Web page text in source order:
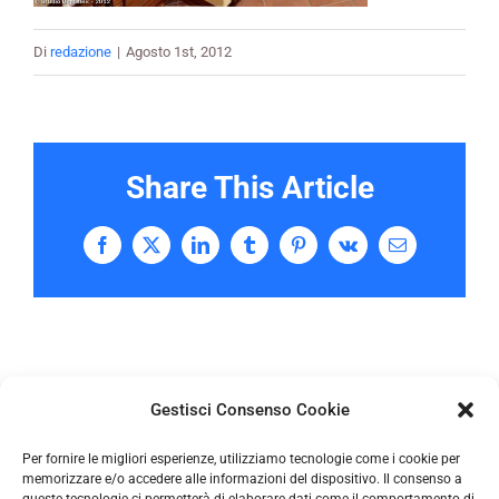
Gestisci Consenso Cookie
Per fornire le migliori esperienze, utilizziamo tecnologie come i cookie per
memorizzare e/o accedere alle informazioni del dispositivo. Il consenso a
Di redazione | Agosto 1st, 2012
Share This Article
Facebook
X LinkedInTumblrPinterestVk Email